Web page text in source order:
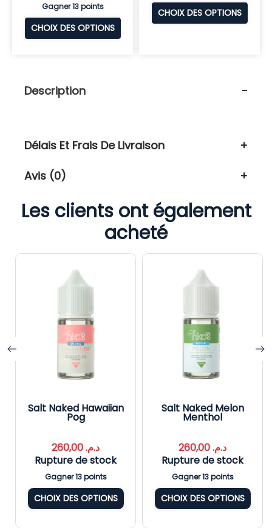
Gagner 13 points
CHOIX DES OPTIONS
CHOIX DES OPTIONS
Description
Délais Et Frais De Livraison
Avis (0)
Les clients ont également
acheté
Salt Naked Hawaiian
Pog
د.م.
Rupture de stock
Gagner 13 points
CHOIX DES OPTIONS
Salt Naked Melon
Menthol
د.م.
Rupture de stock
Gagner 13 points
CHOIX DES OPTIONS